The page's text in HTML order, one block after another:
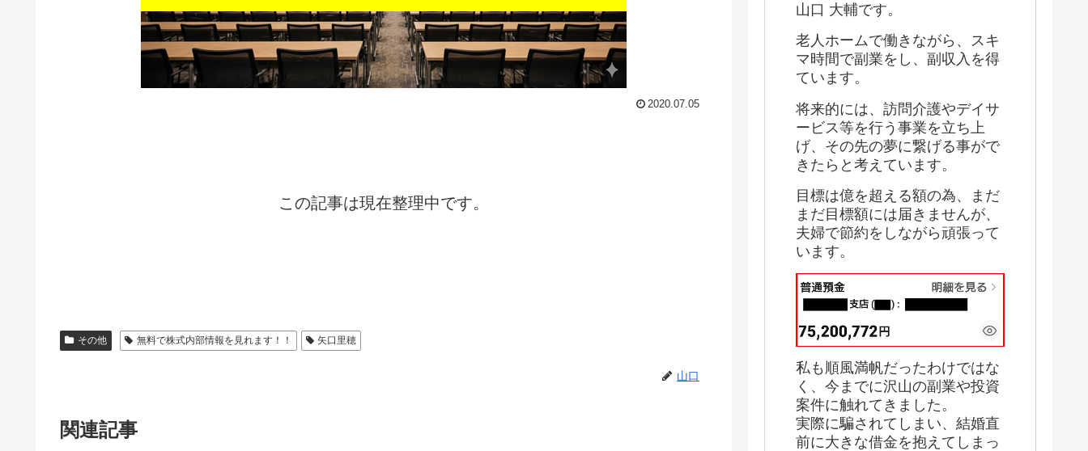
2020.07.05
この記事は現在整理中です。
その他 無料で株式内部情報を見れます！！ 矢口里穂
山口
関連記事
山口 大輔です。
老人ホームで働きながら、スキ
マ時間で副業をし、副収入を得
ています。
将来的には、訪問介護やデイサ
ービス等を行う事業を立ち上
げ、その先の夢に繋げる事がで
きたらと考えています。
目標は億を超える額の為、まだ
まだ目標額には届きませんが、
夫婦で節約をしながら頑張って
います。
私も順風満帆だったわけではな
く、今までに沢山の副業や投資
案件に触れてきました。
実際に騙されてしまい、結婚直
前に大きな借金を抱えてしまっ